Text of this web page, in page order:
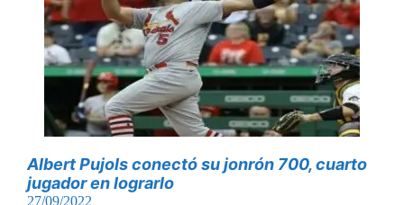
Albert Pujols conectó su jonrón 700, cuarto
jugador en lograrlo
27/09/2022